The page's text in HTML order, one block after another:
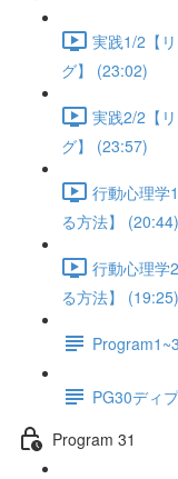
実践1/2【
グ】 (23:02)
実践2/2【
グ】 (23:57)
行動心理
る方法】 (20:44)
行動心理
る方法】 (19:25)
PG30ディ
Program 31